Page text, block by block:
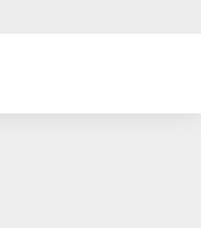
Barzanji MDS Rijalul Ansor